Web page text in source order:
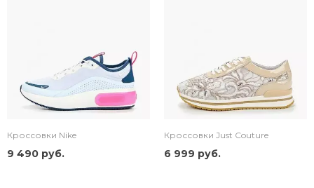
Кроссовки Nike
9 490 руб.
Кроссовки Just Couture
6 999 руб.